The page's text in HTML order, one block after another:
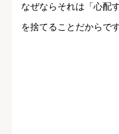
なぜならそれは「心配
を捨てることだからです